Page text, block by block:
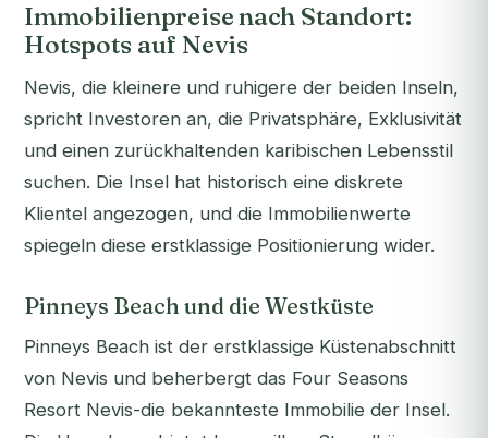
Immobilienpreise nach Standort:
Hotspots auf Nevis
Nevis, die kleinere und ruhigere der beiden Inseln,
spricht Investoren an, die Privatsphäre, Exklusivität
und einen zurückhaltenden karibischen Lebensstil
suchen. Die Insel hat historisch eine diskrete
Klientel angezogen, und die Immobilienwerte
spiegeln diese erstklassige Positionierung wider.
Pinneys Beach und die Westküste
Pinneys Beach ist der erstklassige Küstenabschnitt
von Nevis und beherbergt das Four Seasons
Resort Nevis-die bekannteste Immobilie der Insel.